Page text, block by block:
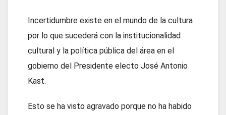
Incertidumbre existe en el mundo de la cultura
por lo que sucederá con la institucionalidad
cultural y la política pública del área en el
gobierno del Presidente electo José Antonio
Kast.
Esto se ha visto agravado porque no ha habido